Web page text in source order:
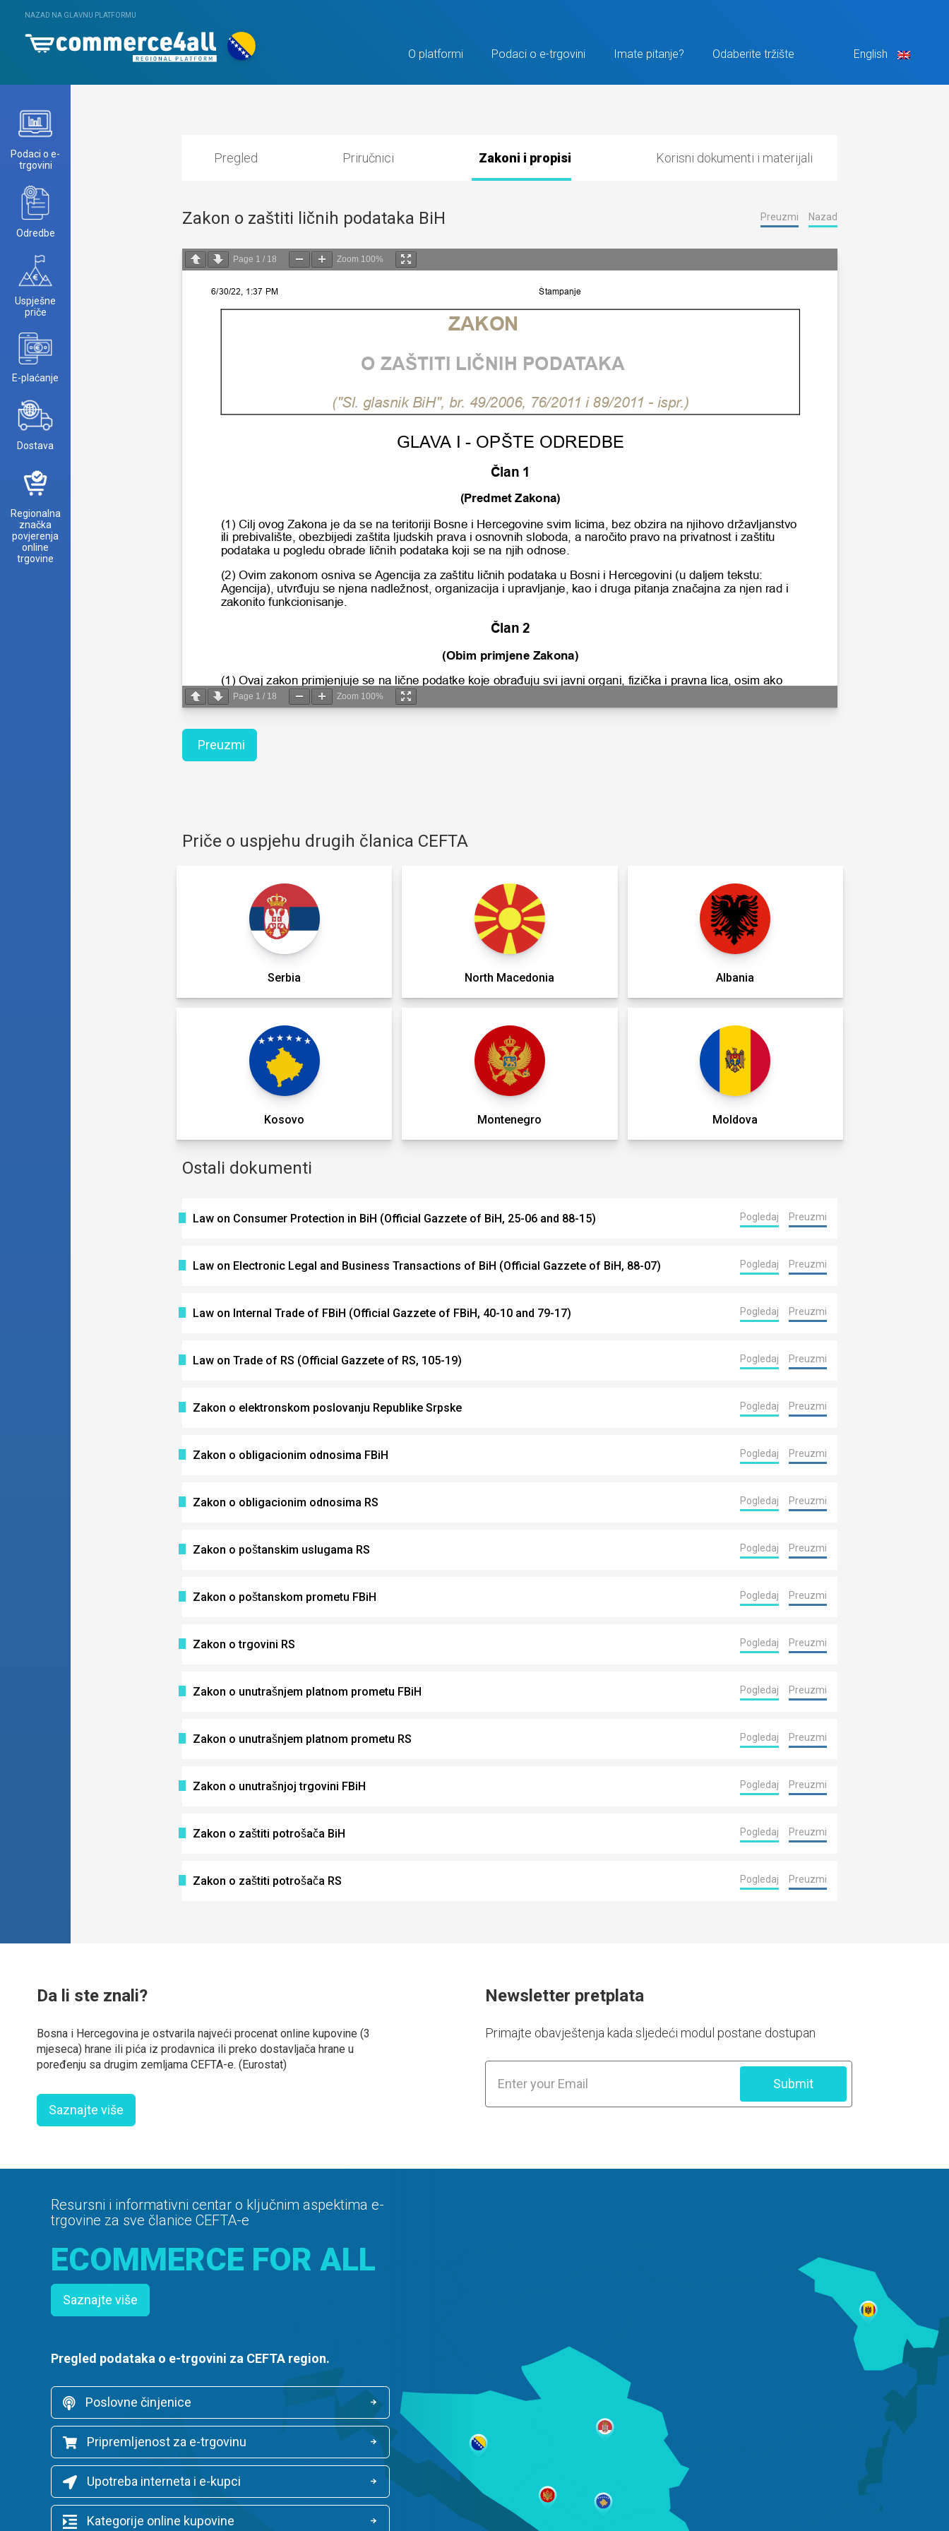
NAZAD NA GLAVNU PLATFORMU
O platformi Podaci o e-trgovini Imate pitanje? Odaberite tržište English
Podaci o e-
trgovini
Odredbe
Uspješne
priče
E-plaćanje
Dostava
Regionalna
značka
povjerenja
online
trgovine
Pregled Priručnici Zakoni i propisi Korisni dokumenti i materijali
Zakon o zaštiti ličnih podataka BiH Preuzmi Nazad
Page 1 / 18 Zoom 100%
Page 1 / 18 Zoom 100%
Preuzmi
Priče o uspjehu drugih članica CEFTA
Serbia North Macedonia Albania
Kosovo Montenegro Moldova
Ostali dokumenti
Law on Consumer Protection in BiH (Official Gazzete of BiH, 25-06 and 88-15) Pogledaj Preuzmi
Law on Electronic Legal and Business Transactions of BiH (Official Gazzete of BiH, 88-07) Pogledaj Preuzmi
Law on Internal Trade of FBiH (Official Gazzete of FBiH, 40-10 and 79-17) Pogledaj Preuzmi
Law on Trade of RS (Official Gazzete of RS, 105-19) Pogledaj Preuzmi
Zakon o elektronskom poslovanju Republike Srpske Pogledaj Preuzmi
Zakon o obligacionim odnosima FBiH Pogledaj Preuzmi
Zakon o obligacionim odnosima RS Pogledaj Preuzmi
Zakon o poštanskim uslugama RS Pogledaj Preuzmi
Zakon o poštanskom prometu FBiH Pogledaj Preuzmi
Zakon o trgovini RS Pogledaj Preuzmi
Zakon o unutrašnjem platnom prometu FBiH Pogledaj Preuzmi
Zakon o unutrašnjem platnom prometu RS Pogledaj Preuzmi
Zakon o unutrašnjoj trgovini FBiH Pogledaj Preuzmi
Zakon o zaštiti potrošača BiH Pogledaj Preuzmi
Zakon o zaštiti potrošača RS Pogledaj Preuzmi
Da li ste znali?
Bosna i Hercegovina je ostvarila najveći procenat online kupovine (3
mjeseca) hrane ili pića iz prodavnica ili preko dostavljača hrane u
poređenju sa drugim zemljama CEFTA-e. (Eurostat)
Saznajte više
Newsletter pretplata
Primajte obavještenja kada sljedeći modul postane dostupan
Submit
Resursni i informativni centar o ključnim aspektima e-
trgovine za sve članice CEFTA-e
ECOMMERCE FOR ALL
Saznajte više
Pregled podataka o e-trgovini za CEFTA region.
Poslovne činjenice
Pripremljenost za e-trgovinu
Upotreba interneta i e-kupci
Kategorije online kupovine